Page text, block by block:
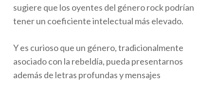
sugiere que los oyentes del género rock podrían
tener un coeficiente intelectual más elevado.
Y es curioso que un género, tradicionalmente
asociado con la rebeldía, pueda presentarnos
además de letras profundas y mensajes